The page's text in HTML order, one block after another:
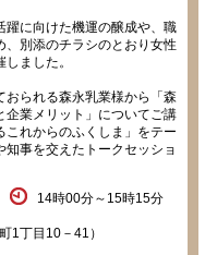
に向けた機運の醸成や、職
、別添のチラシのとおり女性
ました。
られる森永乳業様から「森
企業メリット」についてご講
れからのふくしま」をテー
事を交えたトークセッショ
14時00分～15時15分
1丁目10－41）